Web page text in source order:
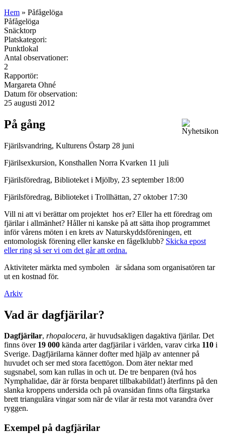
Hem » Påfågelöga
Påfågelöga
Snäcktorp
Platskategori:
Punktlokal
Antal observationer:
2
Rapportör:
Margareta Ohné
Datum för observation:
25 augusti 2012
På gång
Fjärilsvandring, Kulturens Östarp 28 juni
Fjärilsexkursion, Konsthallen Norra Kvarken 11 juli
Fjärilsföredrag, Biblioteket i Mjölby, 23 september 18:00
Fjärilsföredrag, Biblioteket i Trollhättan, 27 oktober 17:30
Vill ni att vi berättar om projektet hos er? Eller ha ett föredrag om
fjärilar i allmänhet? Håller ni kanske på att sätta ihop programmet
inför vårens möten i en krets av Naturskyddsföreningen, ett
entomologisk förening eller kanske en fågelklubb? Skicka epost
eller ring så ser vi om det går att ordna.
Aktiviteter märkta med symbolen
är sådana som organisatören tar
ut en kostnad för.
Arkiv
Vad är dagfjärilar?
Dagfjärilar, rhopalocera, är huvudsakligen dagaktiva fjärilar. Det
finns över 19 000 kända arter dagfjärilar i världen, varav cirka 110 i
Sverige. Dagfjärilarna känner dofter med hjälp av antenner på
huvudet och ser med stora facettögon. Dom äter nektar med
sugsnabel, som kan rullas in och ut. De tre benparen (två hos
Nymphalidae, där är första benparet tillbakabildat!) återfinns på den
slanka kroppens undersida och på ovansidan finns ofta färgstarka
brett triangulära vingar som när de vilar är resta mot varandra över
ryggen.
Exempel på dagfjärilar